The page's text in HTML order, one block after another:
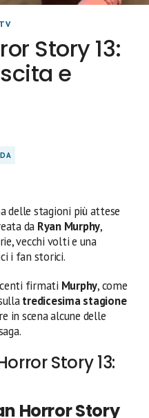
Story 13:
e
delle stagioni più attese
da Ryan Murphy,
vecchi volti e una
i fan storici.
firmati Murphy, come
tredicesima stagione
in scena alcune delle
Story 13:
Horror Story